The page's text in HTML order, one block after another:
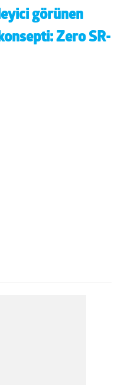
görünen
Zero SR-